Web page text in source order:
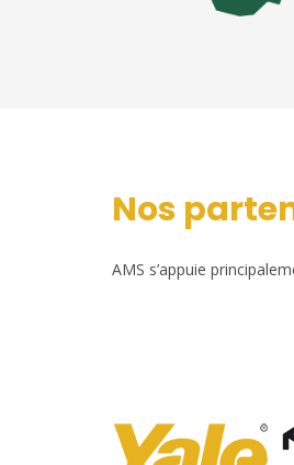
Nos
AMS s’appuie